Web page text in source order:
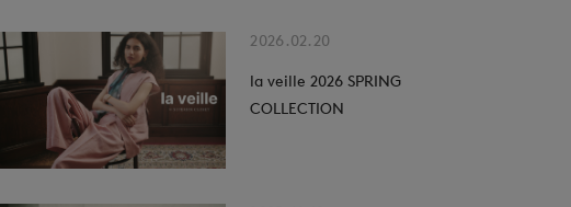
2026.02.20
la veille 2026 SPRING
COLLECTION